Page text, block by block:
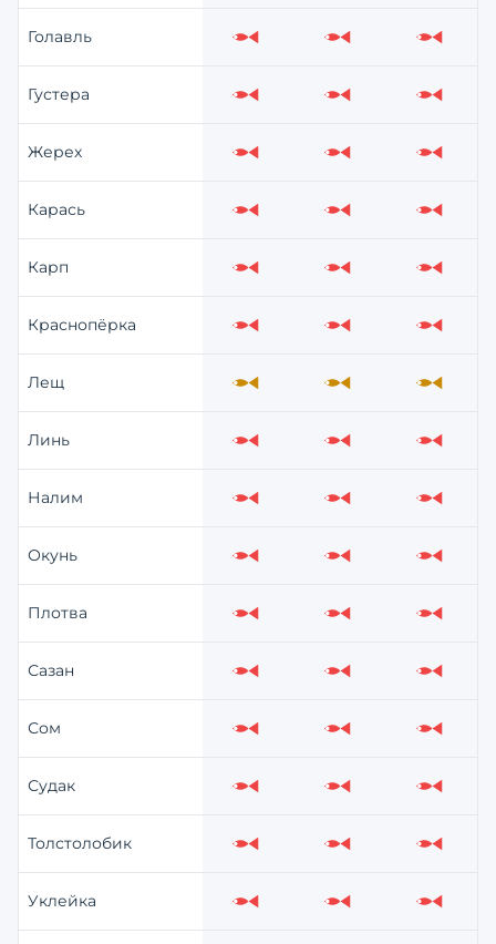
Голавль Слабо Слабо Слабо
Густера Слабо Слабо Слабо
Жерех Слабо Слабо Слабо
Карась Слабо Слабо Слабо
Карп Слабо Слабо Слабо
Краснопёрка Слабо Слабо Слабо
Лещ Средне Средне Средне
Линь Слабо Слабо Слабо
Налим Слабо Слабо Слабо
Окунь Слабо Слабо Слабо
Плотва Слабо Слабо Слабо
Сазан Слабо Слабо Слабо
Сом Слабо Слабо Слабо
Судак Слабо Слабо Слабо
Толстолобик Слабо Слабо Слабо
Уклейка Слабо Слабо Слабо